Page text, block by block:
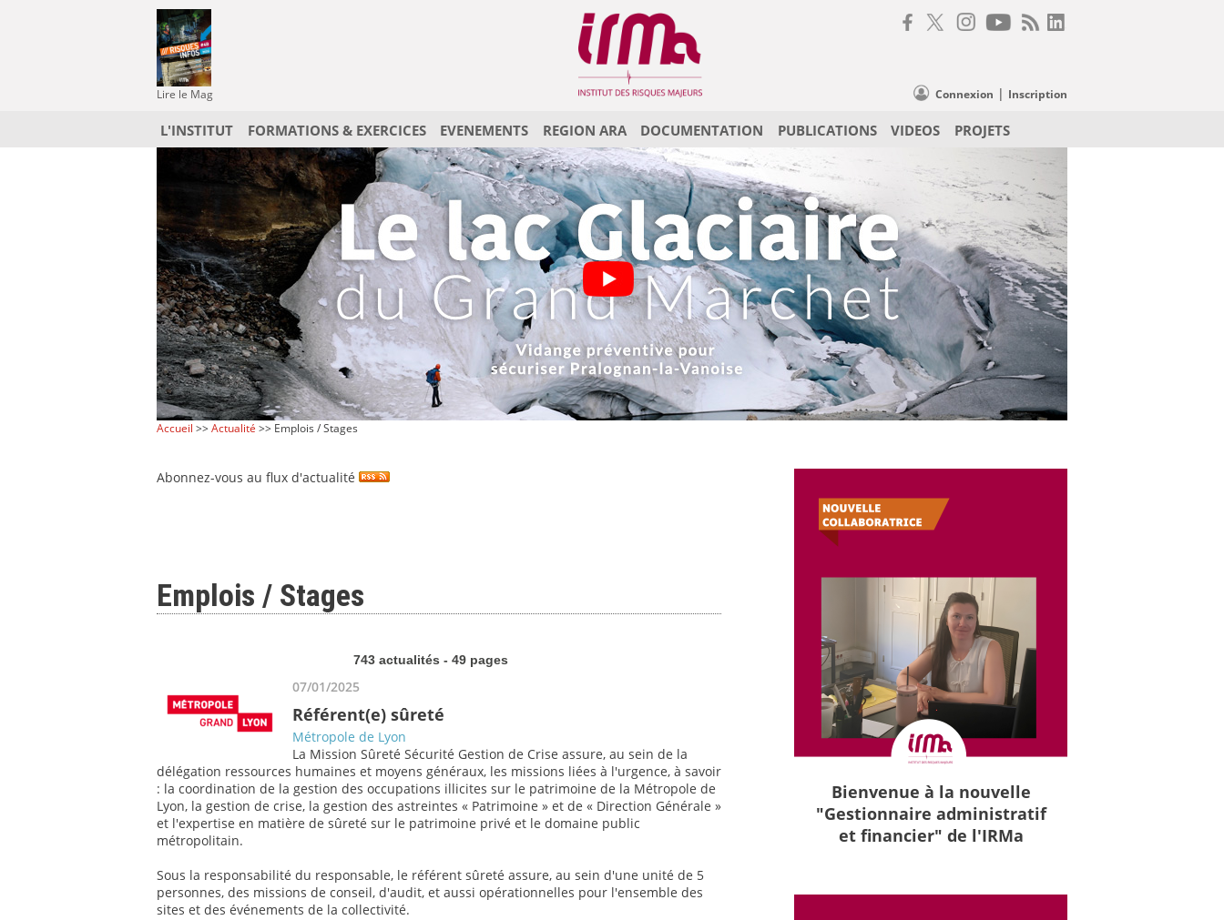
Lire le Mag Connexion | Inscription
L'INSTITUT FORMATIONS & EXERCICES EVENEMENTS REGION ARA DOCUMENTATION PUBLICATIONS VIDEOS PROJETS
Accueil >>Actualité >> Emplois / Stages
Abonnez-vous au flux d'actualité
Emplois / Stages
743 actualités - 49 pages
07/01/2025
Référent(e) sûreté
Métropole de Lyon
La Mission Sûreté Sécurité Gestion de Crise assure, au sein de la
délégation ressources humaines et moyens généraux, les missions liées à l'urgence, à savoir
: la coordination de la gestion des occupations illicites sur le patrimoine de la Métropole de
Lyon, la gestion de crise, la gestion des astreintes « Patrimoine » et de « Direction Générale »
et l'expertise en matière de sûreté sur le patrimoine privé et le domaine public
métropolitain.
Sous la responsabilité du responsable, le référent sûreté assure, au sein d'une unité de 5
personnes, des missions de conseil, d'audit, et aussi opérationnelles pour l'ensemble des
sites et des événements de la collectivité.
Bienvenue à la nouvelle
"Gestionnaire administratif
et financier" de l'IRMa